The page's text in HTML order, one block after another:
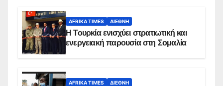
AFRIKA TIMES ΔΙΕΘΝΉ
Η Τουρκία ενισχύει στρατιωτική και
ενεργειακή παρουσία στη Σομαλία
AFRIKA TIMES ΔΙΕΘΝΉ